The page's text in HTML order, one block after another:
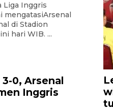
Liga Inggris
mengatasiArsenal
di Stadion
hari WIB. ...
0, Arsenal
Inggris